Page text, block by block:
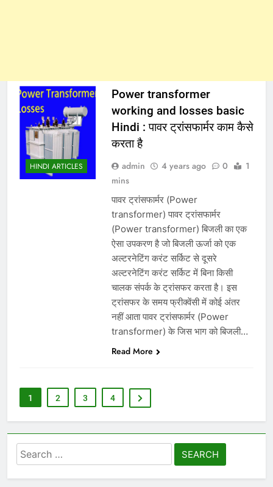
HINDI ARTICLES
Power transformer
working and losses basic
Hindi : पावर ट्रांसफार्मर काम कैसे
करता है
admin 4 years ago 0
1
mins
पावर ट्रांसफार्मर (Power
transformer) पावर ट्रांसफार्मर
(Power transformer) बिजली का एक
ऐसा उपकरण है जो बिजली ऊर्जा को एक
अल्टरनेटिंग करंट सर्किट से दूसरे
अल्टरनेटिंग करंट सर्किट में बिना किसी
चालक संपर्क के ट्रांसफर करता है। इस
ट्रांसफर के समय फ्रीक्वेंसी में कोई अंतर
नहीं आता पावर ट्रांसफार्मर (Power
transformer) के जिस भाग को बिजली…
Read More
1 2 3 4
Search
for: